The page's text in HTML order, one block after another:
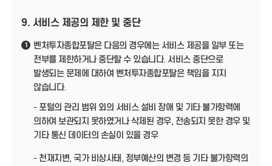
9. 서비스 제공의 제한 및 중단
1
벤처투자종합포탈은 다음의 경우에는 서비스 제공을 일부 또는
전부를 제한하거나 중단할 수 있습니다. 서비스 중단으로
발생되는 문제에 대하여 벤처투자종합포탈은 책임을 지지
않습니다.
- 포털의 관리 범위 외의 서비스 설비 장애 및 기타 불가항력에
의하여 보관되지 못하였거나 삭제된 경우, 전송되지 못한 경우 및
기타 통신 데이터의 손실이 있을 경우
- 천재지변, 국가 비상사태, 정부예산의 변경 등 기타 불가항력의